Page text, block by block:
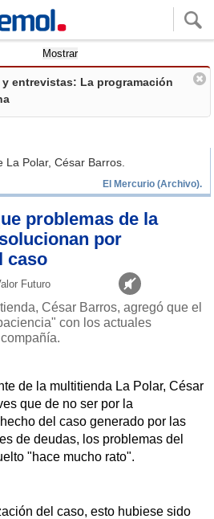
Mostrar
y entrevistas: La programación
Polar, César Barros.
El Mercurio (Archivo).
problemas de la
por
caso
Futuro
César Barros, agregó que el
con los actuales
de la multitienda La Polar, César
que de no ser por la
del caso generado por las
de deudas, los problemas del
"hace mucho rato".
del caso, esto hubiese sido